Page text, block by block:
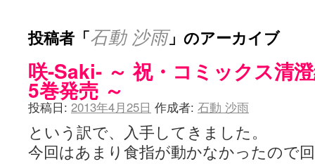
咲クラ女子 - 咲-Saki- / 姫松の上重漫ちゃんと演じている伊達朱里紗さ
咲ミダレ - 咲-saki- / MJ第14回咲CUP 咲なま他
(11:53)
はやりの如く☆ - 咲-saki- / 悪いこと【SS】 (06:42)
麻雀雑記あれこれ - 咲 -Saki- / 咲-Saki-キャラが台湾麻雀を打ったらど
またの名を咲ブログ - 咲-Saki- / 男体化すると聞いての落書き
BBKN BLOG / トップページ（サイトマップ） (15:00)
あにてつ！ / 千里山に行ってきました（2017年09月）
さくやこのはな - 咲 -saki- / 末の千里のために(咲さんが和ちゃんを招
投稿者「石動 沙雨」のアーカイブ
咲-Saki- ～ 祝・コミックス清
5巻発売 ～
投稿日: 2013年4月25日 作成者: 石動 沙雨
という訳で、入手してきました。
今回はあまり食指が動かなかったので